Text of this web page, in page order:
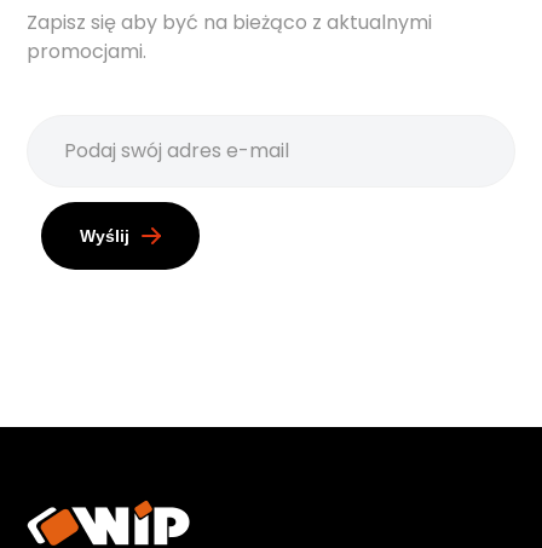
Zapisz się aby być na bieżąco z aktualnymi
promocjami.
Wyślij